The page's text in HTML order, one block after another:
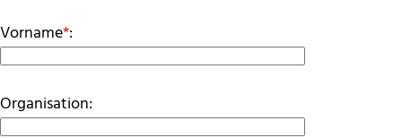
Vorname*:
Organisation: